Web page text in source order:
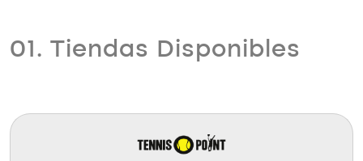
01. Tiendas Disponibles